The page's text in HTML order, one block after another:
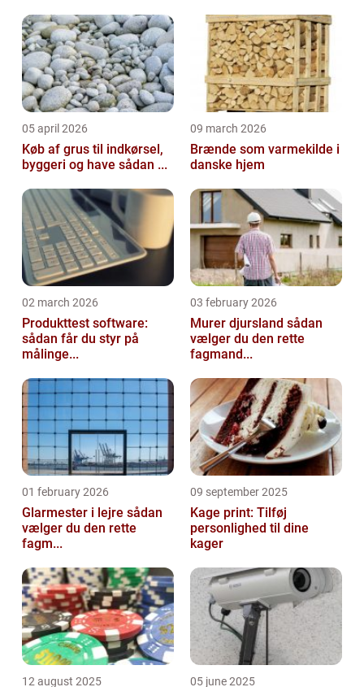
05 april 2026
Køb af grus til indkørsel,
byggeri og have sådan ...
09 march 2026
Brænde som varmekilde i
danske hjem
02 march 2026
Produkttest software:
sådan får du styr på
målinge...
03 february 2026
Murer djursland sådan
vælger du den rette
fagmand...
01 february 2026
Glarmester i lejre sådan
vælger du den rette
fagm...
09 september 2025
Kage print: Tilføj
personlighed til dine
kager
12 august 2025 05 june 2025